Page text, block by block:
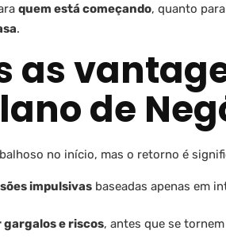
quem está começando, quanto para
.
as
de
no início, mas o retorno é
impulsivas baseadas apenas em
e riscos, antes que se